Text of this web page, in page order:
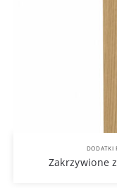
DODATKI
Zakrzywione